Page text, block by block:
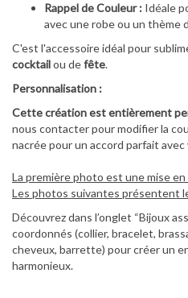
Rappel de Couleur : Idéale
avec une robe ou un thème
C'est l'accessoire idéal pour
cocktailou defête.
Personnalisation :
Cette création est entièrement
nous contacter pour modifier la
nacrée pour un accord parfait
La première photo est une mise
Les photos suivantes présentent
Découvrez dans l’onglet “Bijoux
coordonnés (collier, bracelet,
cheveux, barrette) pour créer un
harmonieux.